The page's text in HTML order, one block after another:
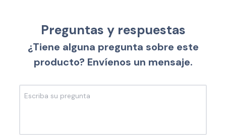
Preguntas y respuestas
¿Tiene alguna pregunta sobre este
producto? Envíenos un mensaje.